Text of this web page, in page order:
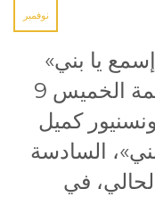
نوفمبر
يا بني»
في 24 الحالي في جامعة الحكمة الخميس 9
يوقع المونسنيور كميل
السادسة
يوم الجمعة في 24 الحالي، في